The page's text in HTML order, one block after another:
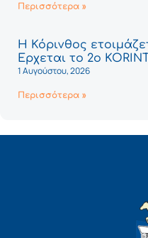
Περισσότερα »
Η Κόρινθος
Έρχεται το 2ο
1 Αυγούστου, 2026
Περισσότερα »